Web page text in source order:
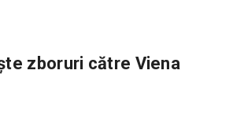
zboruri către Viena